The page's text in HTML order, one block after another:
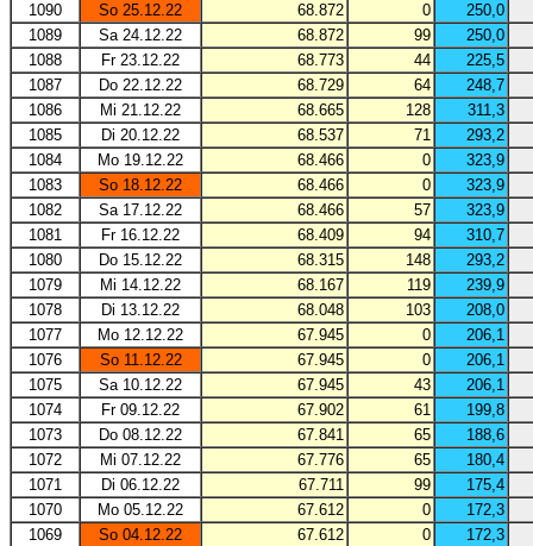
1090
So 25.12.22 68.872 0
250,0
1089
Sa 24.12.22 68.872 99
250,0
1088
Fr 23.12.22 68.773 44
225,5
1087
Do 22.12.22 68.729 64
248,7
1086
Mi 21.12.22 68.665 128
311,3
1085
Di 20.12.22 68.537 71
293,2
1084
Mo 19.12.22 68.466 0
323,9
1083
So 18.12.22 68.466 0
323,9
1082
Sa 17.12.22 68.466 57
323,9
1081
Fr 16.12.22 68.409 94
310,7
1080
Do 15.12.22 68.315 148
293,2
1079
Mi 14.12.22 68.167 119
239,9
1078
Di 13.12.22 68.048 103
208,0
1077
Mo 12.12.22 67.945 0
206,1
1076
So 11.12.22 67.945 0
206,1
1075
Sa 10.12.22 67.945 43
206,1
1074
Fr 09.12.22 67.902 61
199,8
1073
Do 08.12.22 67.841 65
188,6
1072
Mi 07.12.22 67.776 65
180,4
1071
Di 06.12.22 67.711 99
175,4
1070
Mo 05.12.22 67.612 0
172,3
1069
So 04.12.22 67.612 0
172,3